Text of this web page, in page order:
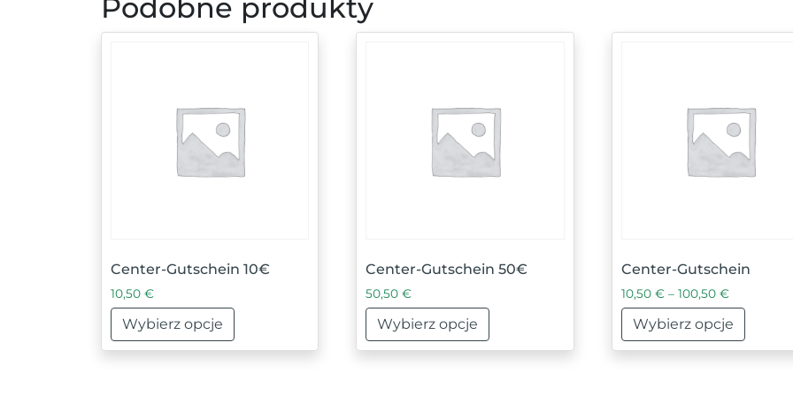
Podobne produkty
Center-Gutschein 10€
10,50 €
Wybierz opcje
Ten produkt ma wiele wariantów. Opcje można wybrać na stronie produktu
Center-Gutschein 50€
50,50€
Wybierz opcje
Ten produkt ma wiele wariantów. Opcje można wybrać na
Center-Gutschein
10,50 € – 100,50 €Zakres
Wybierz opcje
Ten produkt ma wiele